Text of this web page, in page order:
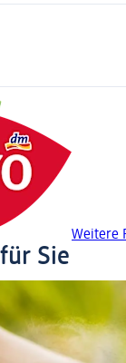
Weitere
Sie